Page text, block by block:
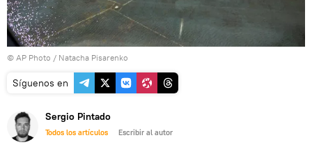
© AP Photo / Natacha Pisarenko
Síguenos en
Sergio Pintado
Todos los artículos Escribir al autor